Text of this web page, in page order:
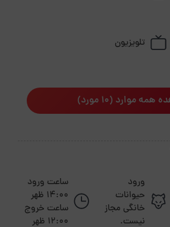
تلویزیون
همه موارد (10 مورد)
ورود
حیوانات
خانگی مجاز
نیست.
ساعت ورود
14:00 ظهر
ساعت خروج
12:00 ظهر